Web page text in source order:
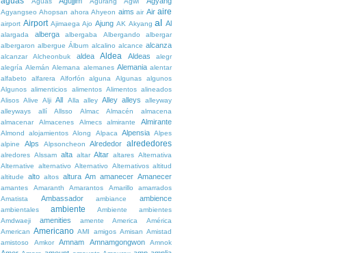
Agyangseo Ahopsan ahora Ahyeon aims air Air aire
airport Airport Ajimaega Ajo Ajung AK Akyang al Al
alargada alberga albergaba Albergando
albergar
albergaron albergue Álbum alcalino alcance alcanza
alcanzar Alcheonbuk aldea Aldea Aldeas
alegr
alegría Alemán Alemana alemanes Alemania alentar
alfabeto
alfarera Alforfón alguna Algunas
algunos
Algunos alimenticios alimentos Alimentos alineados
Alisos Alive Alji All Alla alley Alley alleys
alleyway
alleyways
allí Allsso Almac Almacén
almacena
almacenar
Almacenes Almecs almirante Almirante
Almond alojamientos Along Alpaca Alpensia Alpes
alpine
Alps Alpsoncheon Alrededor alrededores
alredores Alssam alta altar Altar altares Alternativa
Alternative
alternativo Alternativo Alternativos altitud
altitude
alto altos altura Am amanecer Amanecer
amantes Amaranth Amarantos Amarillo
amarrados
Amatista
Ambassador ambiance ambience
ambientales ambiente Ambiente
ambientes
Amdwaeji
amenities amente America
América
American Americano AMI amigos Amisan Amistad
amistoso
Amkor Amnam Amnamgongwon Amnok